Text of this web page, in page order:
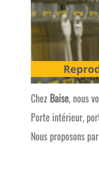
Chez Baise, nous
Porte intérieur,
Nous proposons